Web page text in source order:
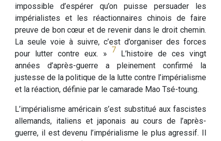
impossible d’espérer qu’on puisse persuader les
impérialistes et les réactionnaires chinois de faire
preuve de bon cœur et de revenir dans le droit chemin.
La seule voie à suivre, c’est d’organiser des forces
pour lutter contre eux. » 7 L’histoire de ces vingt
années d’après-guerre a pleinement confirmé la
justesse de la politique de la lutte contre l’impérialisme
et la réaction, définie par le camarade Mao Tsé-toung.
L’impérialisme américain s’est substitué aux fascistes
allemands, italiens et japonais au cours de l’après-
guerre, il est devenu l’impérialisme le plus agressif. Il